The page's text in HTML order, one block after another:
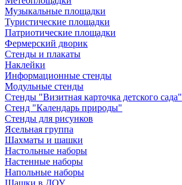
Музыкальные площадки
Туристические площадки
Патриотические площадки
Фермерский дворик
Стенды и плакаты
Наклейки
Информационные стенды
Модульные стенды
Стенды "Визитная карточка детского сада"
Стенд "Календарь природы"
Стенды для рисунков
Ясельная группа
Шахматы и шашки
Настольные наборы
Настенные наборы
Напольные наборы
Шашки в ДОУ